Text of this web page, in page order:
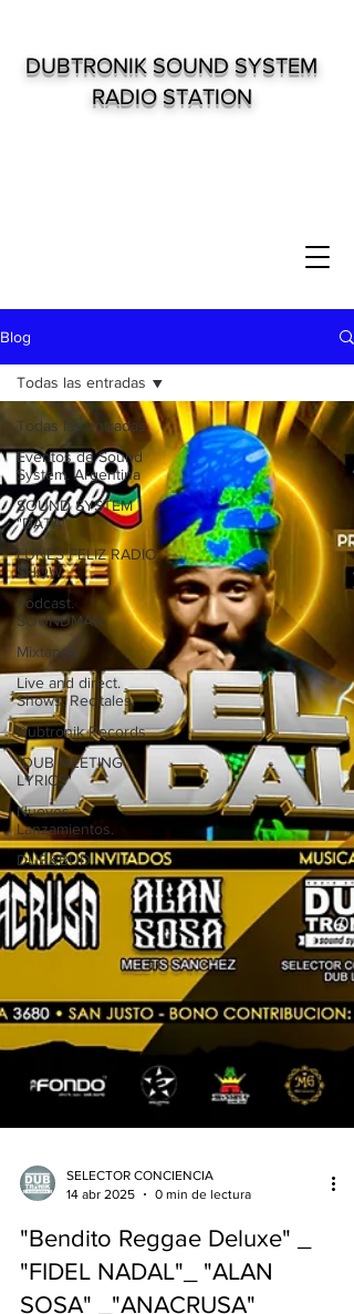
DUBTRONIK SOUND SYSTEM
RADIO STATION
Blog
Todas las entradas
Eventos de Sound
System. Argentina
SOUND SYSTEM
"DATA"
LUNES FELIZ RADIO
SHOW
Podcast.
SOUNDMAN
Mixtapes
Live and direct.
Shows. Recitales.
Dubtronik Records
"DUB MEETING
LYRICS"
Nuevos
Lanzamientos.
DUB&BUD
Todas las entradas
14 abr 2025
0 min de lectura
"Bendito Reggae Deluxe" _
"FIDEL NADAL"_ "ALAN